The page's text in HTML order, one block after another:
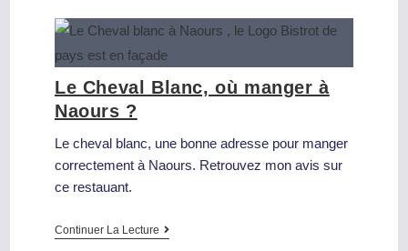
Le Cheval Blanc, où manger à
Naours ?
Le cheval blanc, une bonne adresse pour manger
correctement à Naours. Retrouvez mon avis sur
ce restauant.
Continuer La Lecture